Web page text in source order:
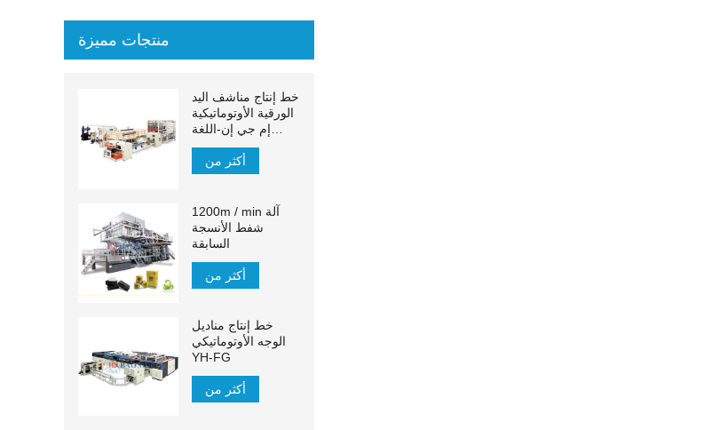
منتجات مميزة
خط إنتاج مناشف اليد
الورقية الأوتوماتيكية
إم جي إن-اللغة
الإنجليزية:
أكثر من
1200m / min آلة
شفط الأنسجة
السابقة
أكثر من
خط إنتاج مناديل
الوجه الأوتوماتيكي
YH-FG
أكثر من